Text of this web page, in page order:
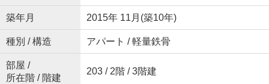
築年月 2015年 11月(築10年)
種別 / 構造 アパート / 軽量鉄骨
部屋 /
所在階 / 階建
203 / 2階 / 3階建